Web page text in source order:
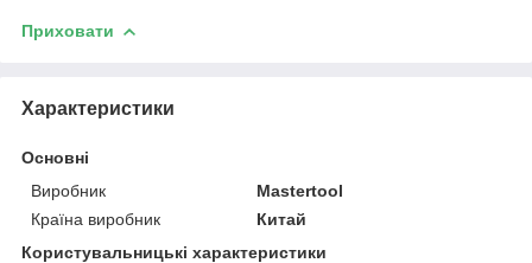
Приховати
Характеристики
Основні
Виробник
Mastertool
Країна виробник
Китай
Користувальницькі характеристики